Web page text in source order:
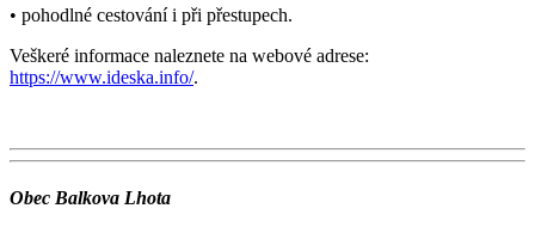
• pohodlné cestování i při přestupech.
Veškeré informace naleznete na webové adrese:
https://www.ideska.info/.
Obec Balkova Lhota